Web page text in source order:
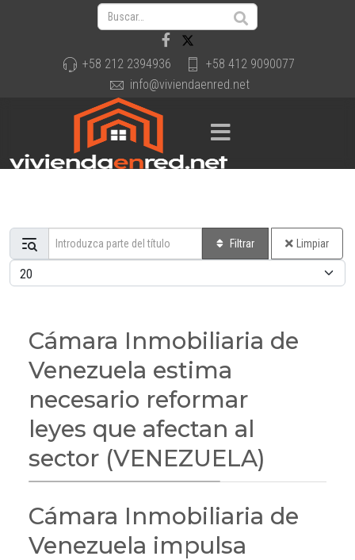
+58 212 2394936
+58 412 9090077
info@viviendaenred.net
Introduzca parte del título Filtrar Limpiar
Cantidad a mostrar
Cámara Inmobiliaria de
Venezuela estima
necesario reformar
leyes que afectan al
sector (VENEZUELA)
Cámara Inmobiliaria de
Venezuela impulsa